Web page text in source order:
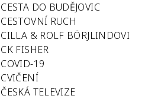
CESTA DO BUDĚJOVIC
CESTOVNÍ RUCH
CILLA & ROLF BÖRJLINDOVI
CK FISHER
COVID-19
CVIČENÍ
ČESKÁ TELEVIZE